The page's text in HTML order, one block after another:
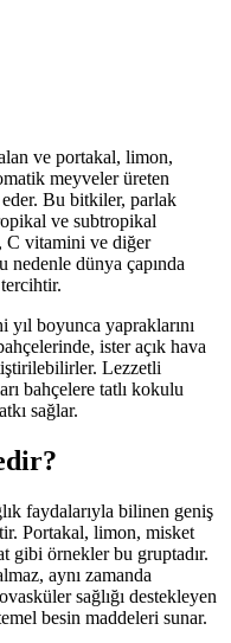
ve portakal, limon,
meyveler üreten
Bu bitkiler, parlak
ve subtropikal
C vitamini ve diğer
nedenle dünya çapında
boyunca yapraklarını
ister açık hava
Lezzetli
bahçelere tatlı kokulu
sağlar.
faydalarıyla bilinen geniş
Portakal, limon, misket
gibi örnekler bu gruptadır.
aynı zamanda
sağlığı destekleyen
besin maddeleri sunar.